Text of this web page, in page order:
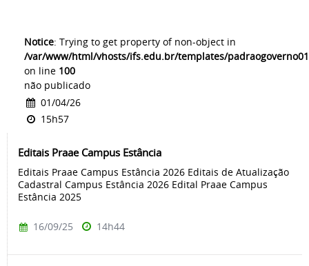
Notice: Trying to get property of non-object in
/var/www/html/vhosts/ifs.edu.br/templates/
on line 100
não publicado
01/04/26
15h57
Editais Praae Campus Estância
Editais Praae Campus Estância 2026 Editais de Atualização
Cadastral Campus Estância 2026 Edital Praae Campus
Estância 2025
16/09/25 14h44